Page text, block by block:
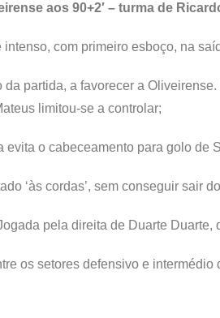
aos 90+2′ – turma de
intenso, com primeiro esboço, na
da partida, a favorecer a
limitou-se a controlar;
evita o cabeceamento para golo de
‘às cordas’, sem conseguir sair
pela direita de Duarte Duarte,
os setores defensivo e